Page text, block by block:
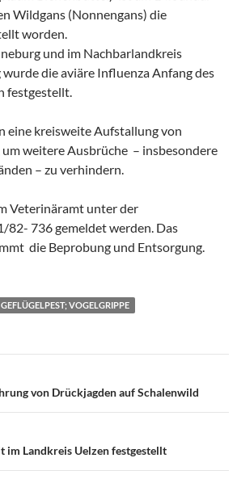
Wildgans (Nonnengans) die
worden.
und im Nachbarlandkreis
die aviäre Influenza Anfang des
festgestellt.
eine kreisweite Aufstallung von
weitere Ausbrüche – insbesondere
– zu verhindern.
Veterinäramt unter der
82- 736 gemeldet werden. Das
die Beprobung und Entsorgung.
GEFLÜGELPEST; VOGELGRIPPE
von Drückjagden auf Schalenwild
im Landkreis Uelzen festgestellt